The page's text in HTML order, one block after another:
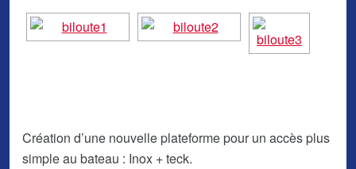
Création d’une nouvelle plateforme pour un accès plus
simple au bateau : Inox + teck.